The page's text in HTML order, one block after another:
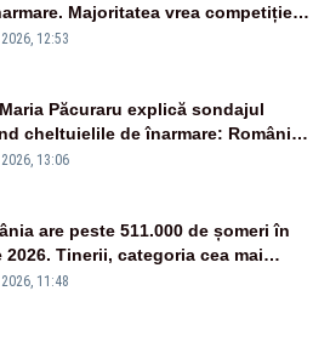
Majoritatea vrea competiție
și industrie locală – SONDAJ
12:53
Păcuraru explică sondajul
cheltuielile de înarmare: Românii
în achiziții și un echilibru
13:06
are peste 511.000 de șomeri în
2026. Tinerii, categoria cea mai
11:48